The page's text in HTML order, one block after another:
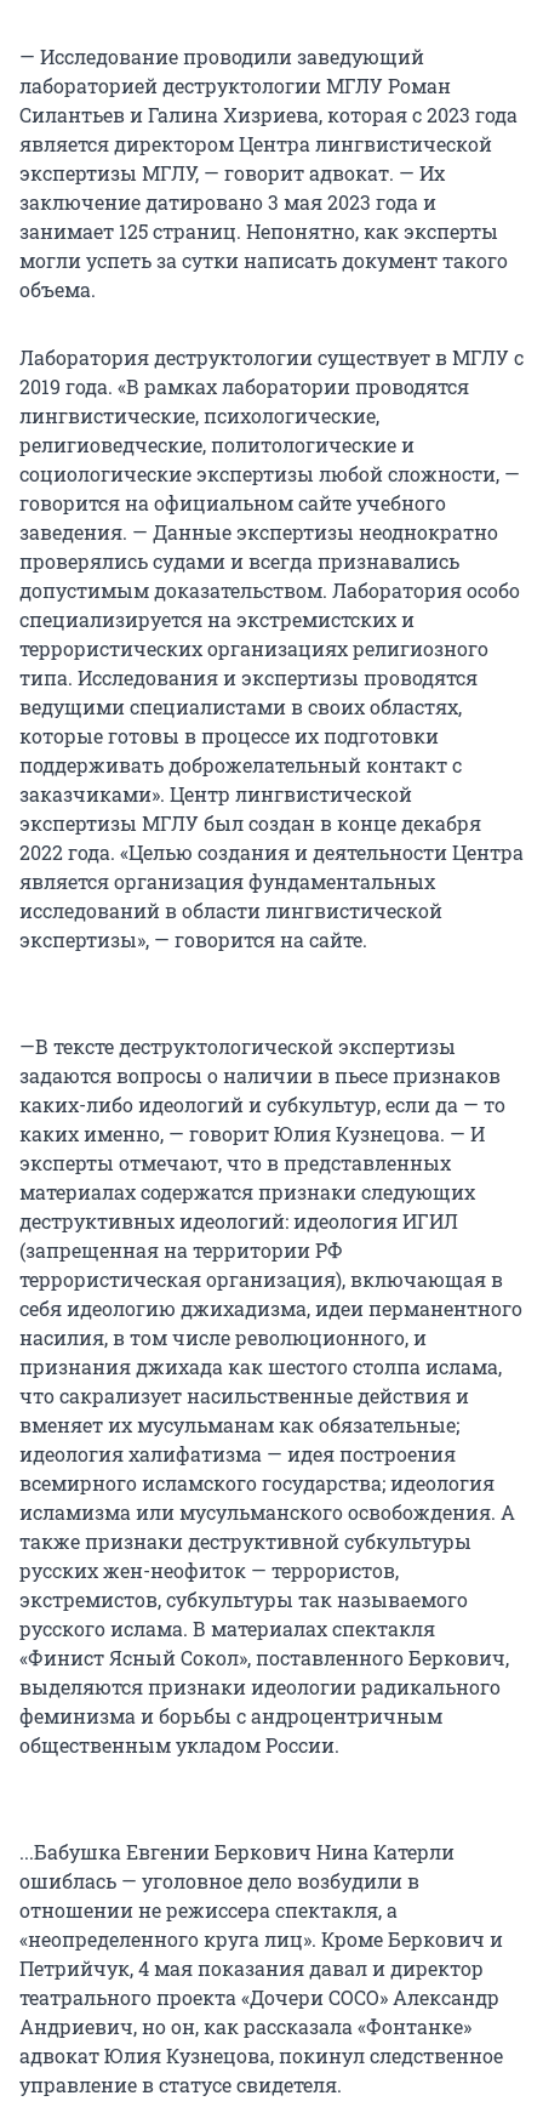
— Исследование проводили заведующий
лабораторией деструктологии МГЛУ Роман
Силантьев и Галина Хизриева, которая с 2023 года
является директором Центра лингвистической
экспертизы МГЛУ, — говорит адвокат. — Их
заключение датировано 3 мая 2023 года и
занимает 125 страниц. Непонятно, как эксперты
могли успеть за сутки написать документ такого
объема.
Лаборатория деструктологии существует в МГЛУ с
2019 года. «В рамках лаборатории проводятся
лингвистические, психологические,
религиоведческие, политологические и
социологические экспертизы любой сложности, —
говорится на официальном сайте учебного
заведения. — Данные экспертизы неоднократно
проверялись судами и всегда признавались
допустимым доказательством. Лаборатория особо
специализируется на экстремистских и
террористических организациях религиозного
типа. Исследования и экспертизы проводятся
ведущими специалистами в своих областях,
которые готовы в процессе их подготовки
поддерживать доброжелательный контакт с
заказчиками». Центр лингвистической
экспертизы МГЛУ был создан в конце декабря
2022 года. «Целью создания и деятельности Центра
является организация фундаментальных
исследований в области лингвистической
экспертизы», — говорится на сайте.
—В тексте деструктологической экспертизы
задаются вопросы о наличии в пьесе признаков
каких-либо идеологий и субкультур, если да — то
каких именно, — говорит Юлия Кузнецова. — И
эксперты отмечают, что в представленных
материалах содержатся признаки следующих
деструктивных идеологий: идеология ИГИЛ
(запрещенная на территории РФ
террористическая организация), включающая в
себя идеологию джихадизма, идеи перманентного
насилия, в том числе революционного, и
признания джихада как шестого столпа ислама,
что сакрализует насильственные действия и
вменяет их мусульманам как обязательные;
идеология халифатизма — идея построения
всемирного исламского государства; идеология
исламизма или мусульманского освобождения. А
также признаки деструктивной субкультуры
русских жен-неофиток — террористов,
экстремистов, субкультуры так называемого
русского ислама. В материалах спектакля
«Финист Ясный Сокол», поставленного Беркович,
выделяются признаки идеологии радикального
феминизма и борьбы с андроцентричным
общественным укладом России.
...Бабушка Евгении Беркович Нина Катерли
ошиблась — уголовное дело возбудили в
отношении не режиссера спектакля, а
«неопределенного круга лиц». Кроме Беркович и
Петрийчук, 4 мая показания давал и директор
театрального проекта «Дочери СОСО» Александр
Андриевич, но он, как рассказала «Фонтанке»
адвокат Юлия Кузнецова, покинул следственное
управление в статусе свидетеля.